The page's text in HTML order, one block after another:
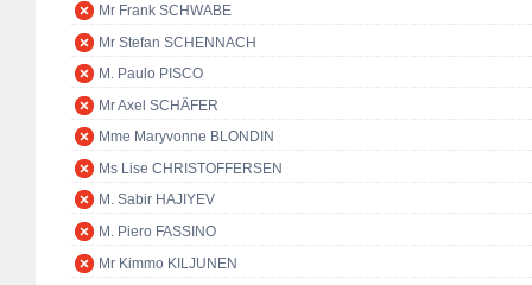
Mr Frank SCHWABE
Mr Stefan SCHENNACH
M. Paulo PISCO
Mr Axel SCHÄFER
Mme Maryvonne BLONDIN
Ms Lise CHRISTOFFERSEN
M. Sabir HAJIYEV
M. Piero FASSINO
Mr Kimmo KILJUNEN